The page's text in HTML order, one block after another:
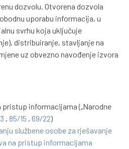
dozvolu. Otvorena dozvola
uporabu informacija, u
svrhu koja uključuje
distribuiranje, stavljanje na
uz obvezno navođenje izvora
pristup informacijama („Narodne
, 85/15 , 69/22)
službene osobe za rješavanje
na pristup informacijama